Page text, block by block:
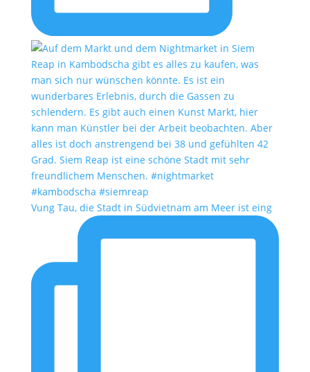
Vung Tau, die Stadt in Südvietnam am Meer ist eing